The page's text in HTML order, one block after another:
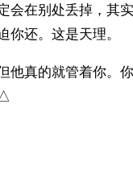
会在别处丢掉，其
你还。这是天理。
他真的就管着你。